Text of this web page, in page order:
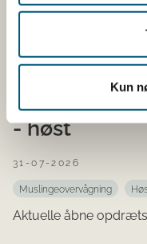
Kun
Muslingeovervågning
Aktuelle åbne
31. juli
- høst
31-07-2026
Muslingeovervågning
Aktuelle åbne